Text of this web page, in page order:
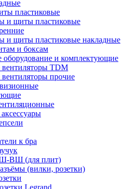
пластиковые
и щиты пластиковые
и щиты пластиковые накладные
и боксам
оборудование и комплектующие
TDM
прочие
к бра
ВШ (для плит)
(вилки, розетки)